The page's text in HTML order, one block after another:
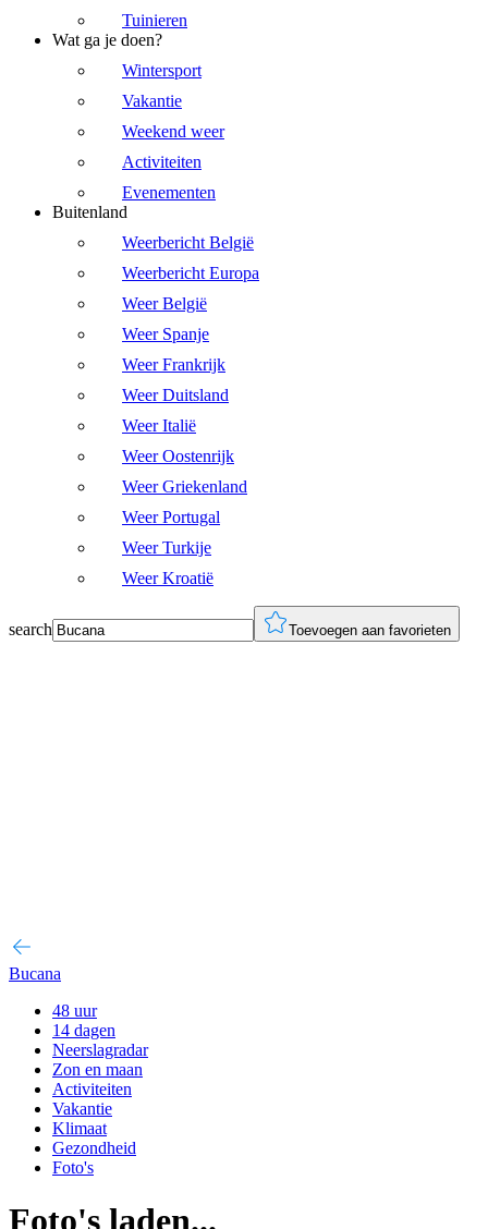
Tuinieren
Wat ga je doen?
Wintersport
Vakantie
Weekend weer
Activiteiten
Evenementen
Buitenland
Weerbericht België
Weerbericht Europa
Weer België
Weer Spanje
Weer Frankrijk
Weer Duitsland
Weer Italië
Weer Oostenrijk
Weer Griekenland
Weer Portugal
Weer Turkije
Weer Kroatië
search Toevoegen aan favorieten
Bucana
48 uur
14 dagen
Neerslagradar
Zon en maan
Activiteiten
Vakantie
Klimaat
Gezondheid
Foto's
Foto's laden...